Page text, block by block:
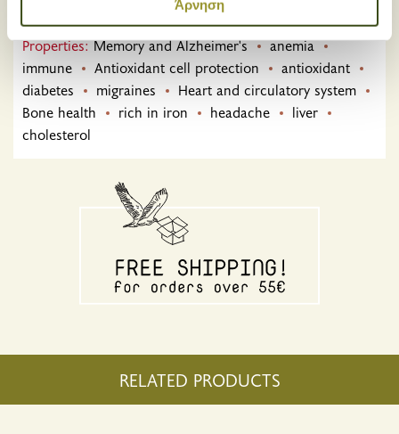
επισκεψιμότητάς μας. Επιπλέον, μοιραζόμαστε
πληροφορίες που αφορούν τον τρόπο που
χρησιμοποιείτε τον ιστότοπό μας με συνεργάτες
κοινωνικών μέσων, διαφήμισης και αναλύσεων, οι
οποίοι ενδεχομένως να τις συνδυάσουν με άλλες
πληροφορίες που τους έχετε παραχωρήσει ή τις οποίες
Άρνηση
Properties: Memory and Alzheimer's
anemia
immune
Antioxidant cell protection
antioxidant
diabetes
migraines
Heart and circulatory system
Bone health
rich in iron headache
liver
cholesterol
RELATED PRODUCTS